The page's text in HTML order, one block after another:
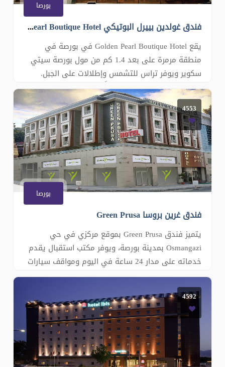
بورصا
فندق غولدين بييرل البوتيكي Golden Pearl Boutique Hotel
يقع Golden Pearl Boutique Hotel في بورصة في
منطقة مرمرة على بعد 1.4 كم من مول بورصة سيتي
سكوير ويوفر تراس للتشمس وإطلالات على الجبل.
وتتوفر خدمة الواي فاي مجاناً في جميع أنحاء مكان
الإقامة بالإضافة إلى مواقف خاصة ومجانية للسيارات
في الموقع. تحتوي الغرف على تلفزيون بشاشة
مسطحة مع قنوات فضائية. وتتميز بعض الغرف بمنطق
4553
بورصا
فندق غرين بروسا Green Prusa
يتميز فندق Green Prusa بموقع مركزي في حي
Osmangazi بمدينة بورصة، ويوفر مكتب استقبال يقدم
خدماته على مدار 24 ساعة في اليوم ومواقف سيارات
خاصة مجانية في الموقع. ويحتوي الفندق على غرف
عازلة للصوت مع تكييف وخدمة الواي فاي المجانية.
تتميز الغرف في فندق Green Prusa بديكور أنيق،
وتحتوي على تلفزيون بشاشة مسطحة وصندوق ودائع
�
4592